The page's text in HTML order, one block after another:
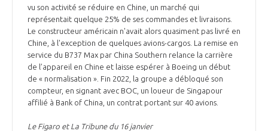
vu son activité se réduire en Chine, un marché qui
représentait quelque 25% de ses commandes et livraisons.
Le constructeur américain n'avait alors quasiment pas livré en
Chine, à l'exception de quelques avions-cargos. La remise en
service du B737 Max par China Southern relance la carrière
de l’appareil en Chine et laisse espérer à Boeing un début
de « normalisation ». Fin 2022, la groupe a débloqué son
compteur, en signant avec BOC, un loueur de Singapour
affilié à Bank of China, un contrat portant sur 40 avions.
Le Figaro et La Tribune du 16 janvier